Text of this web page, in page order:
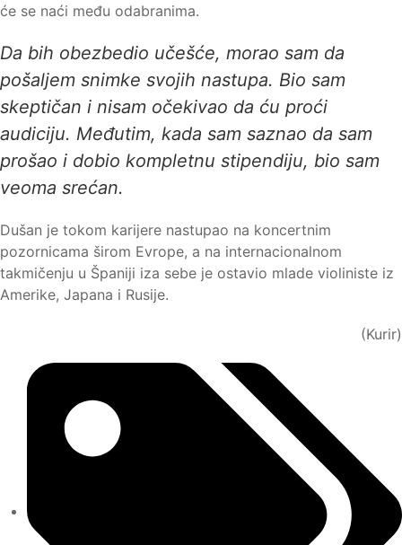
će se naći među odabranima.
Da bih obezbedio učešće, morao sam da
pošaljem snimke svojih nastupa. Bio sam
skeptičan i nisam očekivao da ću proći
audiciju. Međutim, kada sam saznao da sam
prošao i dobio kompletnu stipendiju, bio sam
veoma srećan.
Dušan je tokom karijere nastupao na koncertnim
pozornicama širom Evrope, a na internacionalnom
takmičenju u Španiji iza sebe je ostavio mlade violiniste iz
Amerike, Japana i Rusije.
(Kurir)